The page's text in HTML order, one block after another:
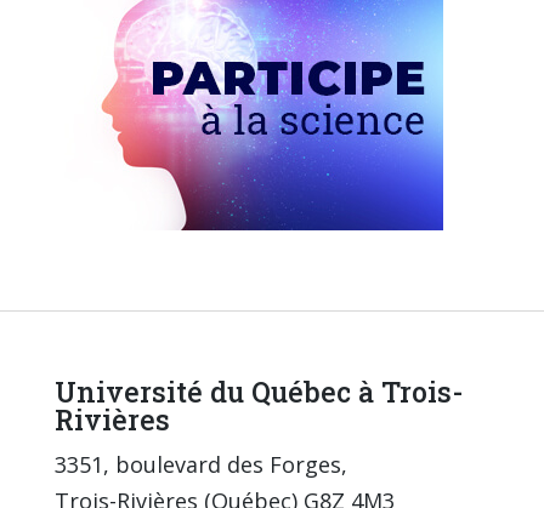
Université du Québec à Trois-
Rivières
3351, boulevard des Forges,
Trois-Rivières (Québec) G8Z 4M3